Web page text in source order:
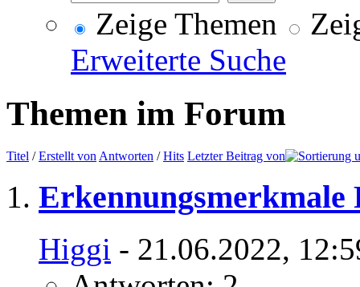
Zeige Themen
Erweiterte Suche
Themen im Forum
Titel /Erstellt von Antworten /Hits Letzter Beitrag von
Erkennungsmerkmale
Higgi - 21.06.2022,